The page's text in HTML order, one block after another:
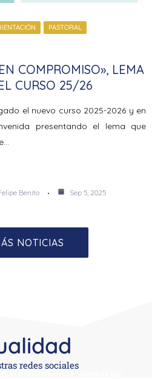
PASTORAL
COMPROMISO», LEMA
CURSO 25/26
el nuevo curso 2025-2026 y en
presentando el lema que
Benito
Sep 5, 2025
NOTICIAS
redes sociales